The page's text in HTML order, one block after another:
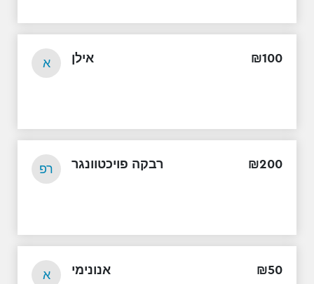
א אילן ₪100
רפ רבקה פויכטוונגר ₪200
א אנונימי ₪50